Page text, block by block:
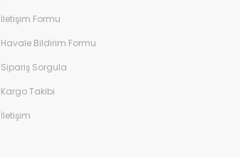
İletişim Formu
Havale Bildirim Formu
Sipariş Sorgula
Kargo Takibi
İletişim